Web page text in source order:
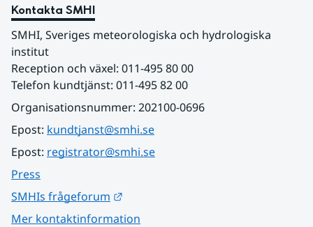
Kontakta SMHI
SMHI, Sveriges meteorologiska och hydrologiska
institut
Reception och växel: 011-495 80 00
Telefon kundtjänst: 011-495 82 00
Organisationsnummer: 202100-0696
Epost: kundtjanst@smhi.se
Epost: registrator@smhi.se
Press
SMHIs frågeforum
Mer kontaktinformation